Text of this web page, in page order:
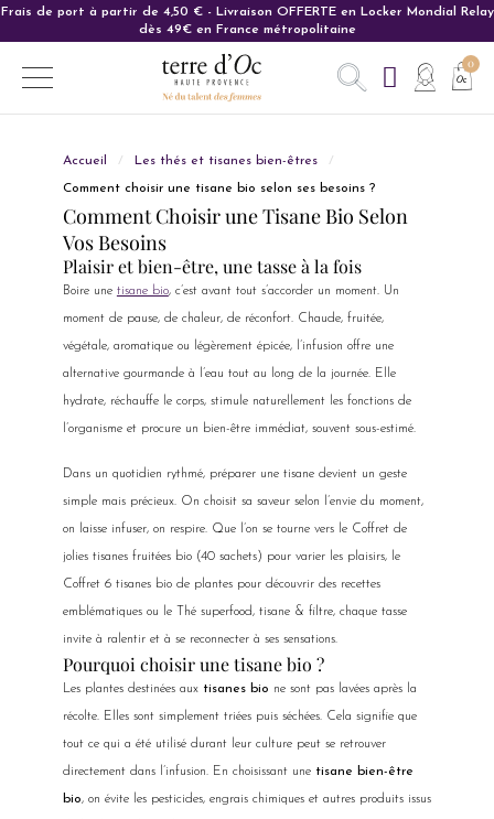
Frais de port à partir de 4,50 € - Livraison OFFERTE en Locker Mondial Relay
dès 49€ en France métropolitaine
Carte cadeau : L'idée cadeau parfaite pour ravir vos proches.
Accueil Les thés et tisanes bien-êtres
Comment choisir une tisane bio selon ses besoins ?
Comment Choisir une Tisane Bio Selon
Vos Besoins
Plaisir et bien-être, une tasse à la fois
Boire une tisane bio, c’est avant tout s’accorder un moment. Un
moment de pause, de chaleur, de réconfort. Chaude, fruitée,
végétale, aromatique ou légèrement épicée, l’infusion offre une
alternative gourmande à l’eau tout au long de la journée. Elle
hydrate, réchauffe le corps, stimule naturellement les fonctions de
l’organisme et procure un bien-être immédiat, souvent sous-estimé.
Dans un quotidien rythmé, préparer une tisane devient un geste
simple mais précieux. On choisit sa saveur selon l’envie du moment,
on laisse infuser, on respire. Que l’on se tourne vers le Coffret de
jolies tisanes fruitées bio (40 sachets) pour varier les plaisirs, le
Coffret 6 tisanes bio de plantes pour découvrir des recettes
emblématiques ou le Thé superfood, tisane & filtre, chaque tasse
invite à ralentir et à se reconnecter à ses sensations.
Pourquoi choisir une tisane bio ?
Les plantes destinées aux tisanes bio ne sont pas lavées après la
récolte. Elles sont simplement triées puis séchées. Cela signifie que
tout ce qui a été utilisé durant leur culture peut se retrouver
directement dans l’infusion. En choisissant unetisane bien-être
bio, on évite les pesticides, engrais chimiques et autres produits issus